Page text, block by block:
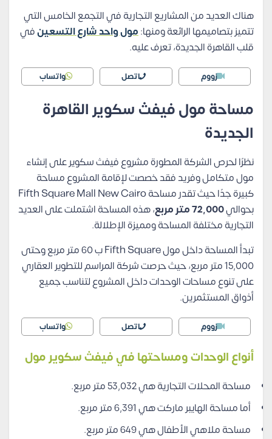
هناك العديد من المشاريع التجارية في التجمع الخامس التي
تتميز بتصاميمها الرائعة ومنها:مول واحد شارع التسعينفي
قلب القاهرة الجديدة، تعرف عليه.
زووم اتصل واتساب
مساحة مول فيفث سكوير القاهرة
الجديدة
نظرًا لحرص الشركة المطورة مشروع فيفث سكوير على إنشاء
مول متكامل وفريد فقد خصصت لإقامة المشروع مساحة
كبيرة جدًا حيث تقدر مساحة Fifth Square Mall New Cairo
بحوالي72,000 متر مربع
، هذه المساحة اشتملت على العديد
التجارية مختلفة المساحة ومميزة الإطلالة.
تبدأ المساحة داخل مول Fifth Square ب 60 متر مربع وحتى
15,000 متر مربع، حيث حرصت شركة المراسم للتطوير العقاري
على تنوع مساحات الوحدات داخل المشروع لتناسب جميع
أذواق المستثمرين.
زووم اتصل واتساب
أنواع الوحدات ومساحتها في فيفث سكوير مول
مساحة المحلات التجارية هي 53,032 متر مربع.
أما مساحة الهايبر ماركت هي 6,391 متر مربع.
مساحة ملاهي الأطفال هي 649 متر مربع.